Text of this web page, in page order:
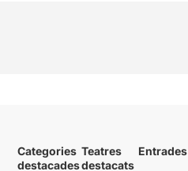
Categories
destacades
Teatres
destacats
Entrades